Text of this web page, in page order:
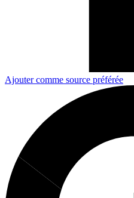
Ajouter comme source préférée